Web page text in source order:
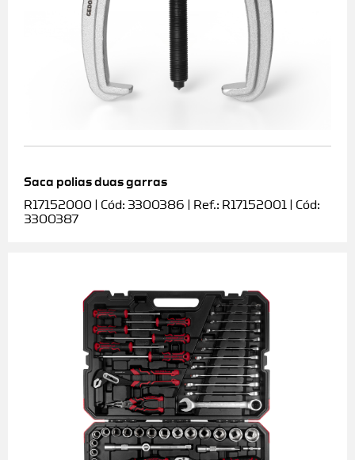
Saca polias duas garras
R17152000 | Cód: 3300386 | Ref.: R17152001 | Cód:
3300387